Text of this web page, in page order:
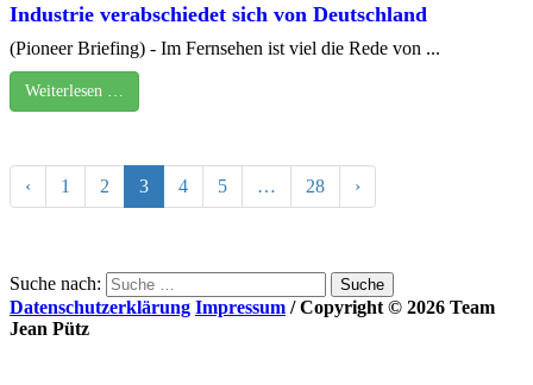
Industrie verabschiedet sich von Deutschland
(Pioneer Briefing) - Im Fernsehen ist viel die Rede von ...
Weiterlesen …
‹ 1 2 3 4 5 … 28 ›
Suche nach:
Datenschutzerklärung Impressum / Copyright © 2026 Team
Jean Pütz